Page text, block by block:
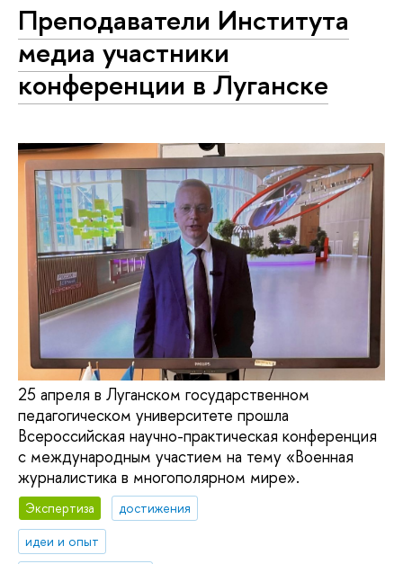
Преподаватели Института
медиа участники
конференции в Луганске
25 апреля в Луганском государственном
педагогическом университете прошла
Всероссийская научно-практическая конференция
с международным участием на тему «Военная
журналистика в многополярном мире».
Экспертиза
достижения
идеи и опыт